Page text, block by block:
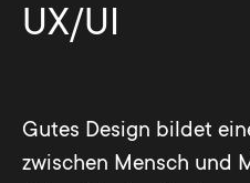
UX/UI
Gutes Design bildet
zwischen Mensch und